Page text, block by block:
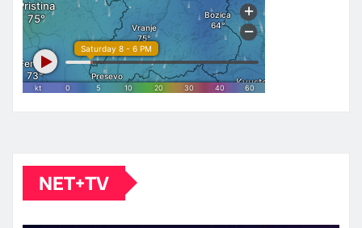
NET+TV